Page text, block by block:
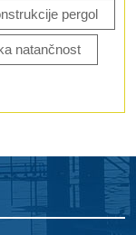
pergol
natančnost